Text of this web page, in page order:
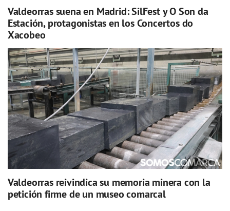
Valdeorras suena en Madrid: SilFest y O Son da
Estación, protagonistas en los Concertos do
Xacobeo
Valdeorras reivindica su memoria minera con la
petición firme de un museo comarcal